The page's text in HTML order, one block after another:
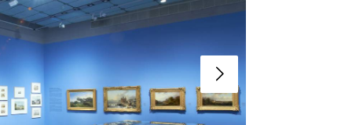
Slide suivant